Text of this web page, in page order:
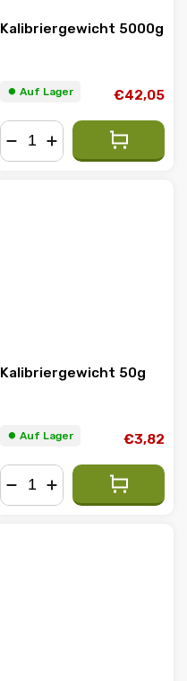
Kalibriergewicht 5000g
⏺︎ Auf Lager €42,05
Kalibriergewicht 50g
⏺︎ Auf Lager €3,82